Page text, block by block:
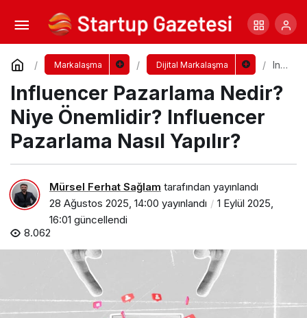
Markalaşma Dijital Markalaşma
Infl
cer
Paz
cer
Paz
ıl
Influencer Pazarlama Nedir?
Niye Önemlidir? Influencer
Pazarlama Nasıl Yapılır?
Mürsel Ferhat Sağlam tarafından yayınlandı
28 Ağustos 2025, 14:00 yayınlandı
1 Eylül 2025,
16:01 güncellendi
8.062
Marka Oluşturma Nedir? Niye Önemlidir?
Marka Oluşturma Nasıl Yapılır?
Yorum Yap Paylaş